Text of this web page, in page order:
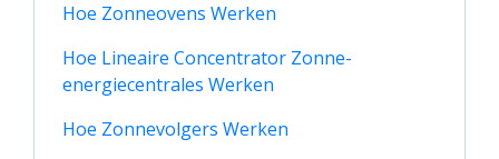
Hoe Zonneovens Werken
Hoe Lineaire Concentrator Zonne-
energiecentrales Werken
Hoe Zonnevolgers Werken